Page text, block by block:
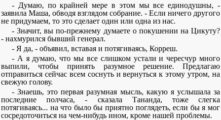
- Думаю, по крайней мере в этом мы все единодушны, -
заявила Маша, обводя взглядом собрание. - Если ничего другого
не придумаем, то это сделает один или одна из нас.
- Значит, вы по-прежнему думаете о покушении на Цикуту?
- нахмурился бывший генерал.
- Я да, - объявил, вставая и потягиваясь, Корреш.
- А я думаю, что мы все слишком устали и чересчур много
выпили, чтобы принять разумное решение. Предлагаю
отправиться сейчас всем соснуть и вернуться к этому утром, на
свежую голову.
- Знаешь, это первая разумная мысль, какую я услышала за
последние полчаса, - сказала Тананда, тоже слегка
потягиваясь... на что было бы приятно поглядеть, если бы я мог
сосредоточиться на чем-нибудь ином, кроме нашей проблемы.